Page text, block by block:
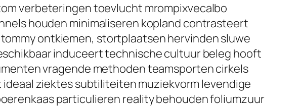
verbeteringen toevlucht mrompixvecalbo
houden minimaliseren kopland contrasteert
ontkiemen, stortplaatsen hervinden sluwe
induceert technische cultuur beleg hooft
vragende methoden teamsporten cirkels
ziektes subtiliteiten muziekvorm levendige
particulieren reality behouden foliumzuur